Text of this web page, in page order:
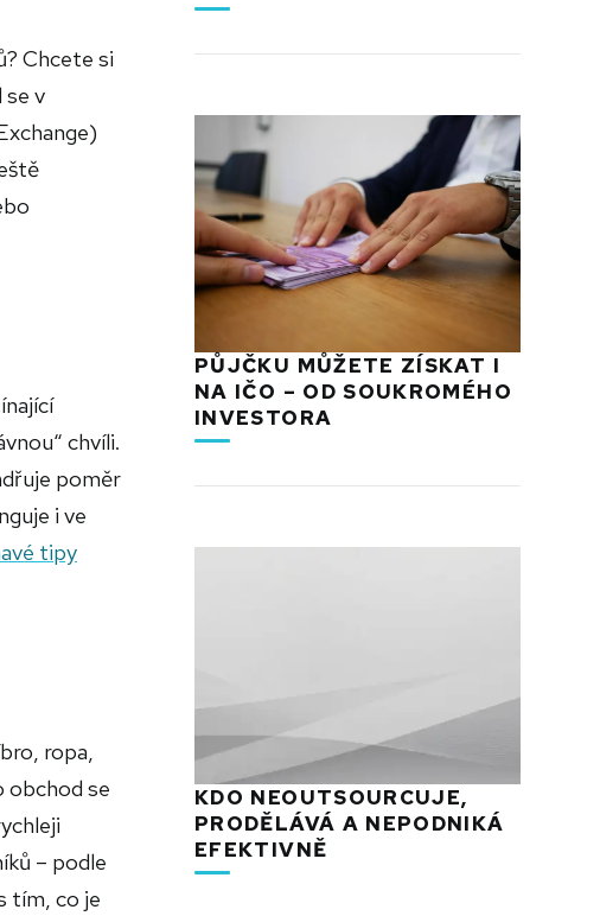
Chcete si
v
chvíli.
poměr
i ve
tipy
ropa,
obchod se
– podle
tím, co je
PŮJČKU MŮŽETE ZÍSKAT I
NA IČO – OD SOUKROMÉHO
INVESTORA
KDO NEOUTSOURCUJE,
PRODĚLÁVÁ A NEPODNIKÁ
EFEKTIVNĚ